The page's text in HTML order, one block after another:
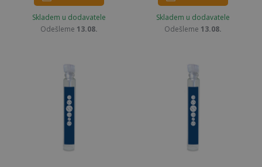
Skladem u dodavatele
Odešleme 13.08.
Skladem u dodavatele
Odešleme 13.08.